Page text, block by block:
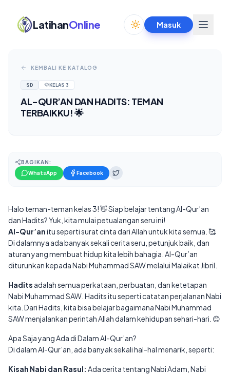
LatihanOnline Toggle theme
Masuk
KEMBALI KE KATALOG
SD KELAS3
AL-QUR’AN DAN HADITS: TEMAN
TERBAIKKU! 🌟
BAGIKAN:
WhatsApp
Facebook
Halo teman-teman kelas 3! 👋 Siap belajar tentang Al-Qur’an
dan Hadits? Yuk, kita mulai petualangan seru ini!
Al-Qur’anitu seperti surat cinta dari Allah untuk kita semua. 🥰
Di dalamnya ada banyak sekali cerita seru, petunjuk baik, dan
aturan yang membuat hidup kita lebih bahagia. Al-Qur’an
diturunkan kepada Nabi Muhammad SAW melalui Malaikat Jibril.
Hadits adalah semua perkataan, perbuatan, dan ketetapan
Nabi Muhammad SAW. Hadits itu seperti catatan perjalanan Nabi
kita. Dari Hadits, kita bisa belajar bagaimana Nabi Muhammad
SAW menjalankan perintah Allah dalam kehidupan sehari-hari. 😊
Apa Saja yang Ada di Dalam Al-Qur’an?
Di dalam Al-Qur’an, ada banyak sekali hal-hal menarik, seperti:
Kisah Nabi dan Rasul: Ada cerita tentang Nabi Adam, Nabi